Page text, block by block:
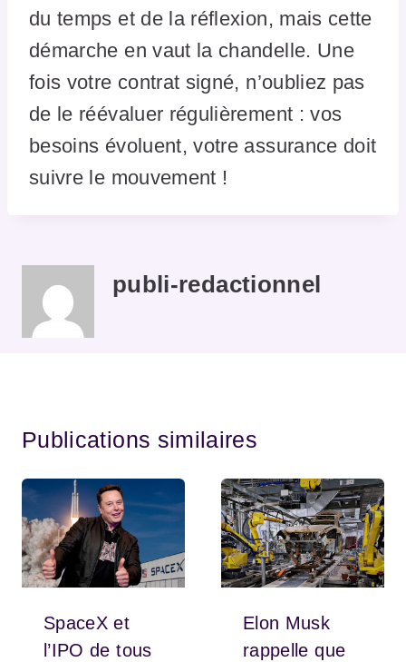
du temps et de la réflexion, mais cette
démarche en vaut la chandelle. Une
fois votre contrat signé, n’oubliez pas
de le réévaluer régulièrement : vos
besoins évoluent, votre assurance doit
suivre le mouvement !
publi-redactionnel
Publications similaires
SpaceX et
l’IPO de tous
Elon Musk
rappelle que